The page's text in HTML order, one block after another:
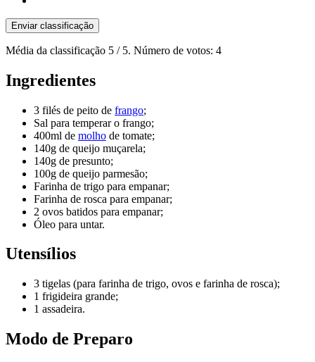
Enviar classificação
Média da classificação 5 / 5. Número de votos: 4
Ingredientes
3 filés de peito de frango;
Sal para temperar o frango;
400ml de molho de tomate;
140g de queijo muçarela;
140g de presunto;
100g de queijo parmesão;
Farinha de trigo para empanar;
Farinha de rosca para empanar;
2 ovos batidos para empanar;
Óleo para untar.
Utensílios
3 tigelas (para farinha de trigo, ovos e farinha de rosca);
1 frigideira grande;
1 assadeira.
Modo de Preparo